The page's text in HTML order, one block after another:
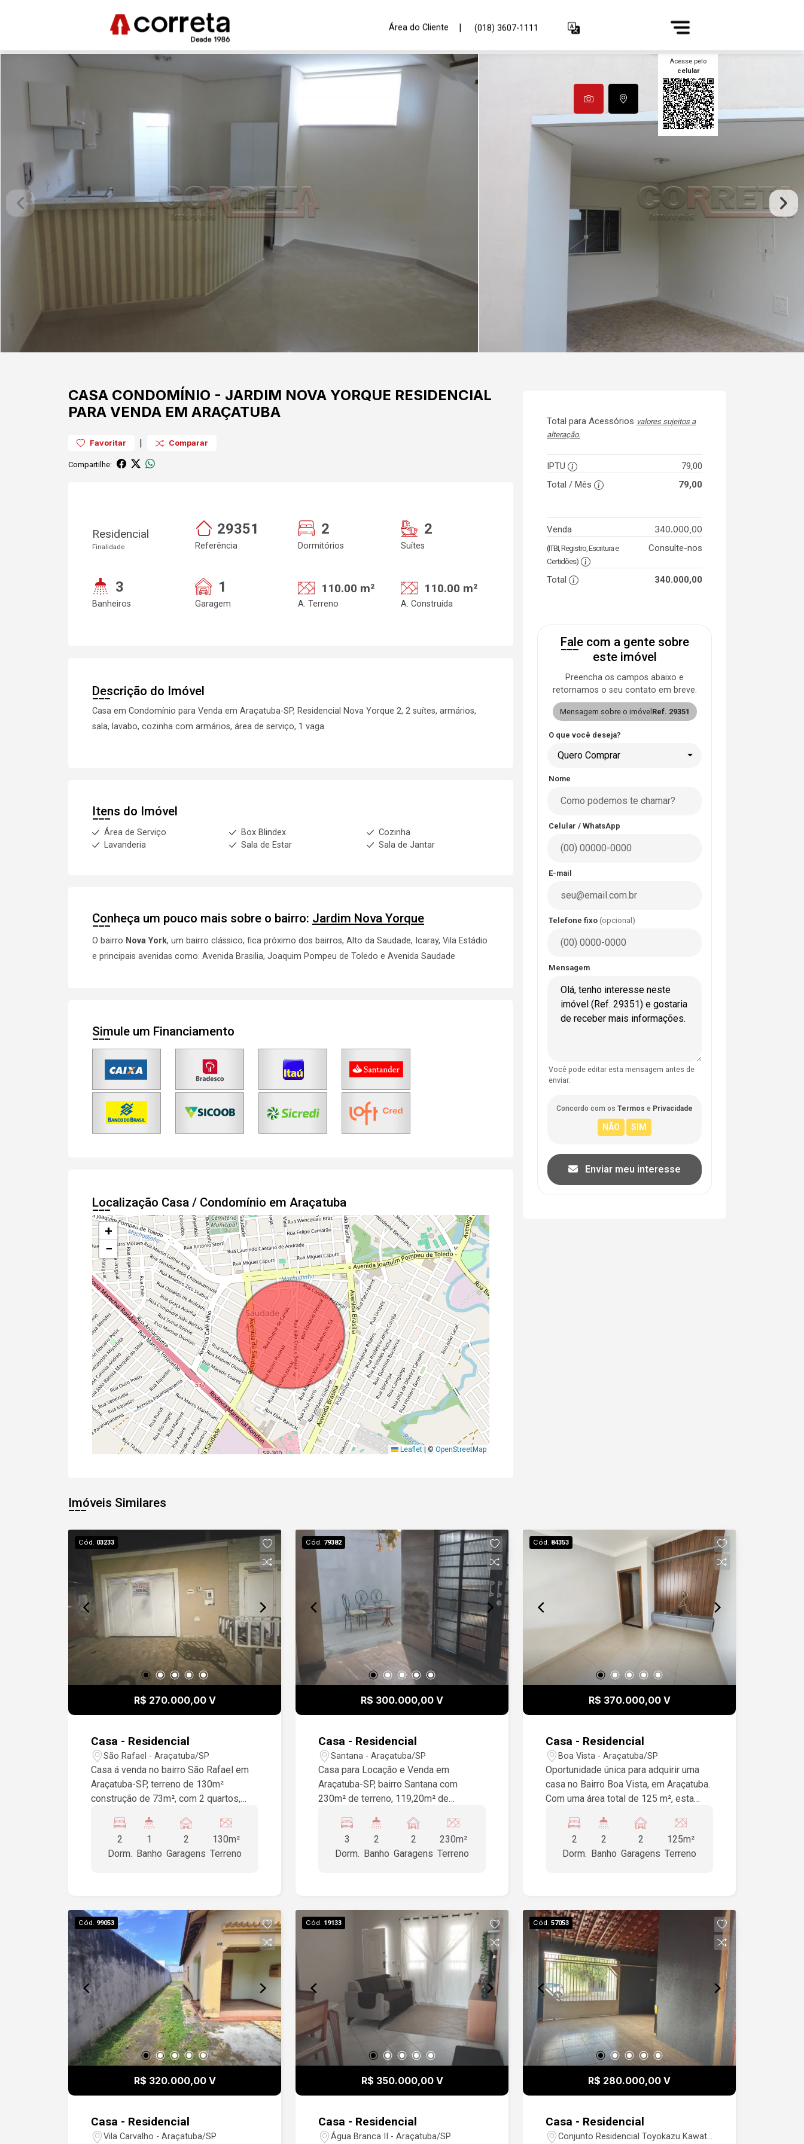
Área do Cliente | (018) 3607-1111
Acesse pelo
celular
CASA CONDOMÍNIO - JARDIM NOVA YORQUE RESIDENCIAL
PARA VENDA EM ARAÇATUBA
Favoritar | Comparar
Compartilhe:
Residencial
Finalidade
29351
Referência
2
Dormitórios
2
Suítes
3
Banheiros
1
Garagem
110.00 m²
A. Terreno
110.00 m²
A. Construída
Descrição do Imóvel
Casa em Condomínio para Venda em Araçatuba-SP, Residencial Nova Yorque 2, 2 suítes, armários,
sala, lavabo, cozinha com armários, área de serviço, 1 vaga
Itens do Imóvel
Área de Serviço Box Blindex
Cozinha
Lavanderia
Sala de Estar Sala de Jantar
Conheça um pouco mais sobre o bairro: Jardim Nova Yorque
O bairro Nova York, um bairro clássico, fica próximo dos bairros, Alto da Saudade, Icaray, Vila Estádio
e principais avenidas como: Avenida Brasilia, Joaquim Pompeu de Toledo e Avenida Saudade
Simule um Financiamento
Localização Casa / Condomínio em Araçatuba
+
−
Leaflet | © OpenStreetMap
Total para Acessórios valores sujeitos a
alteração.
IPTU
79,00
Total / Mês
79,00
Venda 340.000,00
(ITBI, Registro, Escritura e
Certidões)
Consulte-nos
Total 340.000,00
Fale com a gente sobre
este imóvel
Preencha os campos abaixo e
retornamos o seu contato em breve.
Mensagem sobre o imóvel Ref. 29351
O que você deseja?
Quero Comprar
Nome
Celular / WhatsApp
E-mail
Telefone fixo (opcional)
Mensagem
Você pode editar esta mensagem antes de
enviar.
Concordo com os Termos e Privacidade
Enviar meu interesse
Imóveis Similares
Cód. 03233
R$ 270.000,00 V
Casa - Residencial
São Rafael - Araçatuba/SP
Casa á venda no bairro São Rafael em
Araçatuba-SP, terreno de 130m²
construção de 73m², com 2 quartos,
2
Dorm.
1
Banho
2
Garagens
130m²
Terreno
Cód. 79382
R$ 300.000,00 V
Casa - Residencial
Santana - Araçatuba/SP
Casa para Locação e Venda em
Araçatuba-SP, bairro Santana com
230m² de terreno, 119,20m² de
ambientes, cozinha com armários,
despensa, área de serviço, piso
cerâmica, amplo quintal, garagem para 2
3
Dorm.
2
Banho
2
Garagens
230m²
Terreno
Cód. 84353
R$ 370.000,00 V
Casa - Residencial
Boa Vista - Araçatuba/SP
Oportunidade única para adquirir uma
casa no Bairro Boa Vista, em Araçatuba.
Com uma área total de 125 m², esta
suíte, além de 2 vagas de garagem.
Ideal para famílias que buscam
conforto e praticidade. Não perca a
2
Dorm.
2
Banho
2
Garagens
125m²
Terreno
Cód. 99053
R$ 320.000,00 V
Casa - Residencial
Vila Carvalho - Araçatuba/SP
Cód. 19133
R$ 350.000,00 V
Casa - Residencial
Água Branca II - Araçatuba/SP
Cód. 57053
R$ 280.000,00 V
Casa - Residencial
Conjunto Residencial Toyokazu Kawata